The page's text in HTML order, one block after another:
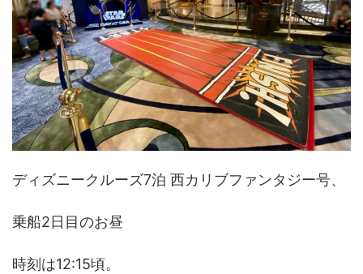
ディズニークルーズ7泊 西カリブファンタジー号、
乗船2日目のお昼
時刻は12:15頃。